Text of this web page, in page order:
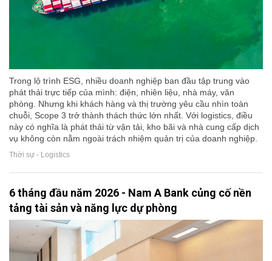
Trong lộ trình ESG, nhiều doanh nghiệp ban đầu tập trung vào
phát thải trực tiếp của mình: điện, nhiên liệu, nhà máy, văn
phòng. Nhưng khi khách hàng và thị trường yêu cầu nhìn toàn
chuỗi, Scope 3 trở thành thách thức lớn nhất. Với logistics, điều
này có nghĩa là phát thải từ vận tải, kho bãi và nhà cung cấp dịch
vụ không còn nằm ngoài trách nhiệm quản trị của doanh nghiệp.
Thời sự - Logistics
6 tháng đầu năm 2026 - Nam A Bank củng cố nền
tảng tài sản và năng lực dự phòng